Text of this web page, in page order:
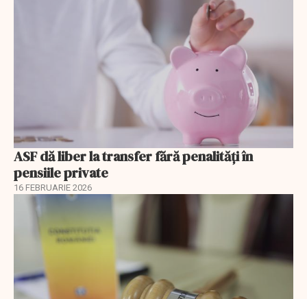
ASF dă liber la transfer fără penalități în
pensiile private
16 FEBRUARIE 2026